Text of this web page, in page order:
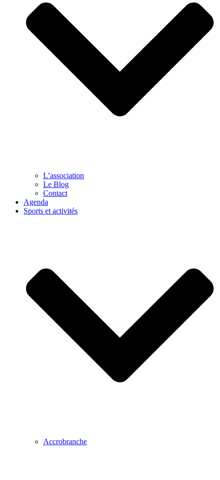
L’association
Le Blog
Contact
Agenda
Sports et activités
Accrobranche